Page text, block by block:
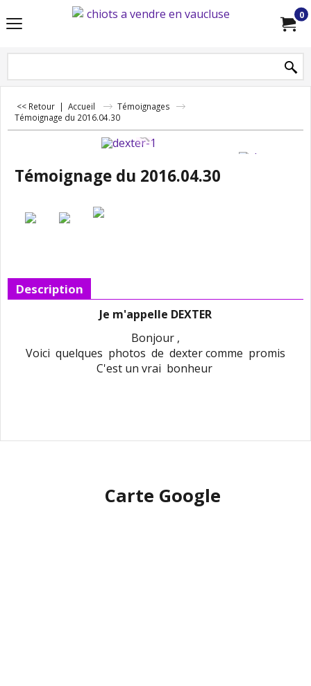
0
<< Retour | Accueil
Témoignages
Témoignage du 2016.04.30
Témoignage du 2016.04.30
Description
Je m'appelle DEXTER
Bonjour ,
Voici quelques photos de dexter comme promis
C'est un vrai bonheur
Carte Google